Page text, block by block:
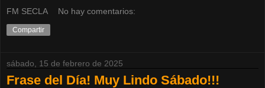
FM SECLA No hay comentarios:
Compartir
sábado, 15 de febrero de 2025
Frase del Día! Muy Lindo Sábado!!!